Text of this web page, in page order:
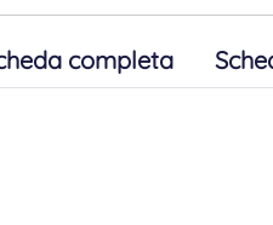
completa